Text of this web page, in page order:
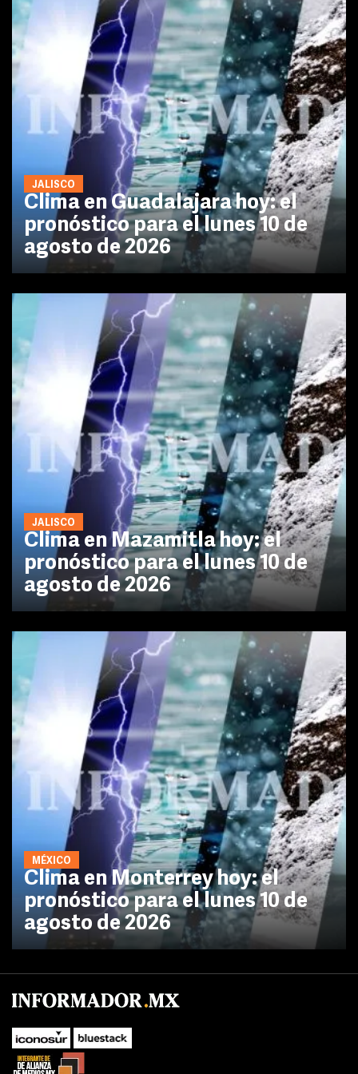
JALISCO
Clima en Guadalajara hoy: el
pronóstico para el lunes 10 de
agosto de 2026
JALISCO
Clima en Mazamitla hoy: el
pronóstico para el lunes 10 de
agosto de 2026
MÉXICO
Clima en Monterrey hoy: el
pronóstico para el lunes 10 de
agosto de 2026